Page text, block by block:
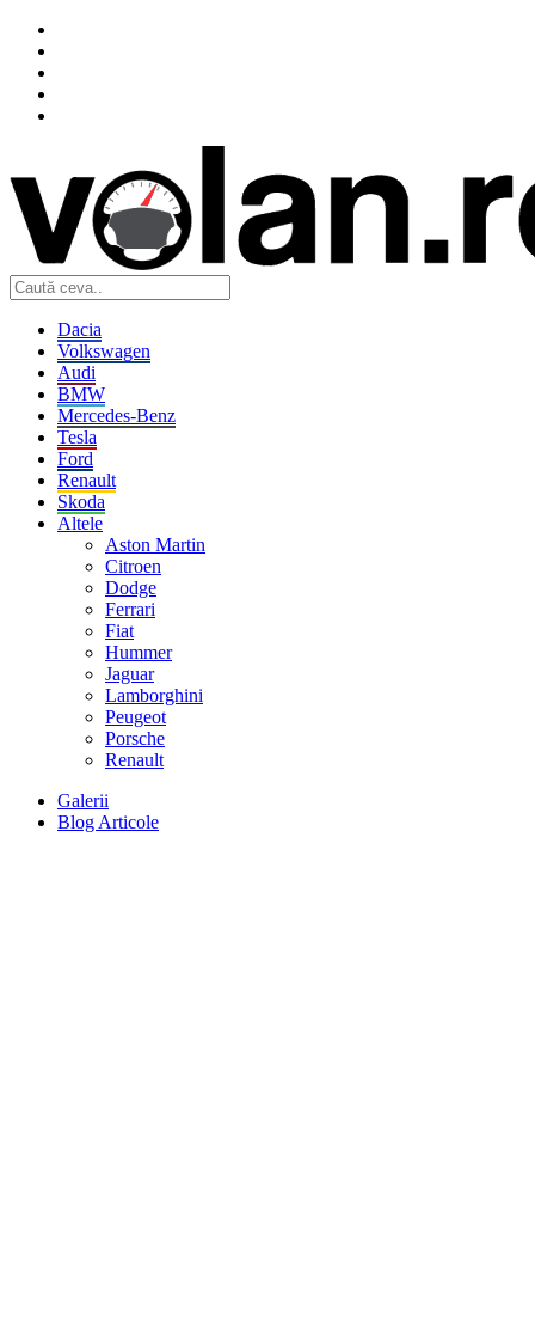
Dacia
Volkswagen
Audi
BMW
Mercedes-Benz
Tesla
Ford
Renault
Skoda
Altele
Aston Martin
Citroen
Dodge
Ferrari
Fiat
Hummer
Jaguar
Lamborghini
Peugeot
Porsche
Renault
Galerii
Blog Articole